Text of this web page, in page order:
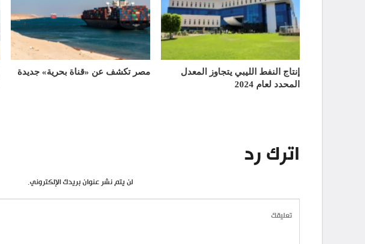
إنتاج النفط الليبي يتجاوز المعدل
المحدد لعام 2024
مصر تكشف عن «قناة بحرية» جديدة
اترك رد
لن يتم نشر عنوان بريدك الإلكتروني.